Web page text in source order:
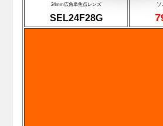
24mm広角単焦点レンズ
SEL24F28G
ソ